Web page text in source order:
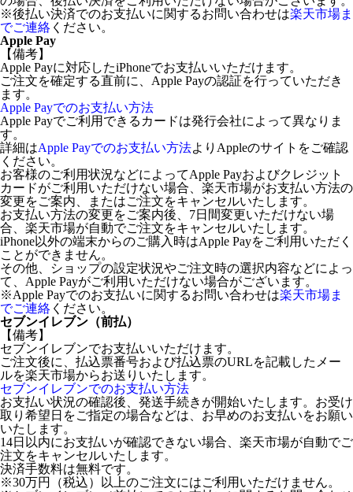
※後払い決済でのお支払いに関するお問い合わせは楽天市場ま
でご連絡 ください。
Apple Pay
【備考】
Apple Payに対応したiPhoneでお支払いいただけます。
ご注文を確定する直前に、Apple Payの認証を行っていただき
ます。
Apple Payでのお支払い方法
Apple Payでご利用できるカードは発行会社によって異なりま
す。
詳細はApple Payでのお支払い方法よりAppleのサイトをご確認
ください。
お客様のご利用状況などによってApple Payおよびクレジット
カードがご利用いただけない場合、楽天市場がお支払い方法の
変更をご案内、またはご注文をキャンセルいたします。
お支払い方法の変更をご案内後、7日間変更いただけない場
合、楽天市場が自動でご注文をキャンセルいたします。
iPhone以外の端末からのご購入時はApple Payをご利用いただく
ことができません。
その他、ショップの設定状況やご注文時の選択内容などによっ
て、Apple Payがご利用いただけない場合がございます。
※Apple Payでのお支払いに関するお問い合わせは楽天市場ま
でご連絡 ください。
セブンイレブン（前払）
【備考】
セブンイレブンでお支払いいただけます。
ご注文後に、払込票番号および払込票のURLを記載したメー
ルを楽天市場からお送りいたします。
セブンイレブンでのお支払い方法
お支払い状況の確認後、発送手続きが開始いたします。お受け
取り希望日をご指定の場合などは、お早めのお支払いをお願い
いたします。
14日以内にお支払いが確認できない場合、楽天市場が自動でご
注文をキャンセルいたします。
決済手数料は無料です。
※30万円（税込）以上のご注文にはご利用いただけません。